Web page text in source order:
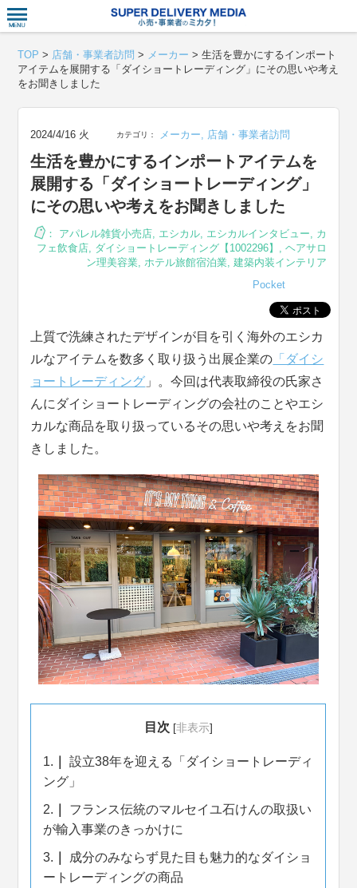
TOP > 店舗・事業者訪問 > メーカー >生活を豊かにするインポート
アイテムを展開する「ダイショートレーディング」にその思いや考え
をお聞きしました
2024/4/16 火 カテゴリ： メーカー, 店舗・事業者訪問
生活を豊かにするインポートアイテムを
展開する「ダイショートレーディング」
にその思いや考えをお聞きしました
： アパレル雑貨小売店, エシカル, エシカルインタビュー, カ
フェ飲食店, ダイショートレーディング【1002296】 , ヘアサロ
ン理美容業, ホテル旅館宿泊業, 建築内装インテリア
Pocket
上質で洗練されたデザインが目を引く海外のエシカ
ルなアイテムを数多く取り扱う出展企業の 「ダイシ
ョートレーディング 」。今回は代表取締役の氏家さ
んにダイショートレーディングの会社のことやエシ
カルな商品を取り扱っているその思いや考えをお聞
きしました。
目次 [非表示]
1.
設立38年を迎える「ダイショートレーディ
ング」
2.
フランス伝統のマルセイユ石けんの取扱い
が輸入事業のきっかけに
3.
成分のみならず見た目も魅力的なダイショ
ートレーディングの商品